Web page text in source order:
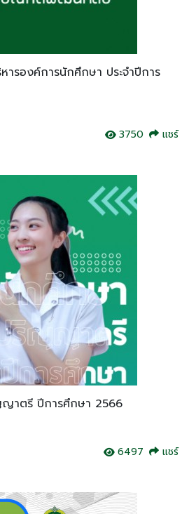
รองค์การนักศึกษา ประจำปีการ
3750
แชร์
าตรี ปีการศึกษา 2566
6497
แชร์